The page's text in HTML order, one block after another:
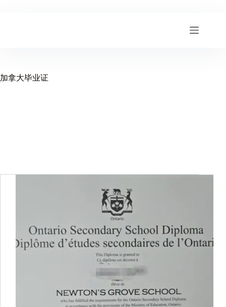
加拿大毕业证